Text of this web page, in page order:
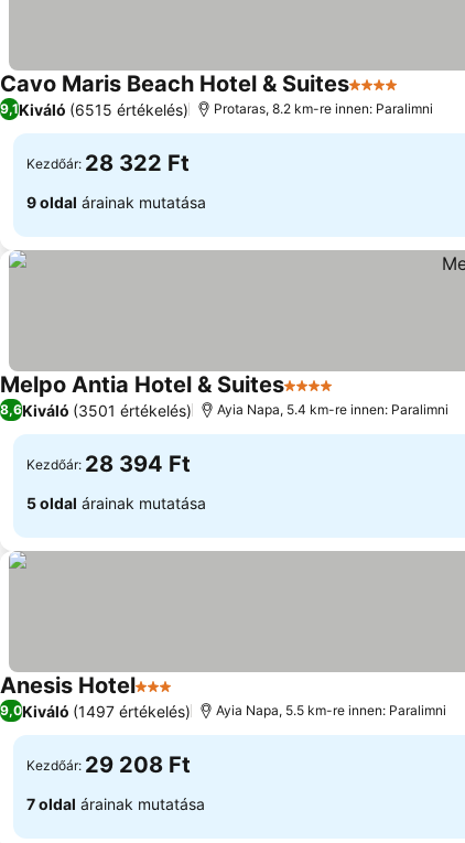
Cavo Maris Beach Hotel & Suites4 Kategória
9,1Kiváló (6515 értékelés) Protaras, 8.2 km-re innen: Paralimni
Kezdőár: 28 322 Ft
9 oldal árainak mutatása
Melpo Antia Hotel & Suites4 Kategória
8,6Kiváló (3501 értékelés) Ayia Napa, 5.4 km-re innen: Paralimni
Kezdőár: 28 394 Ft
5 oldal árainak mutatása
Anesis Hotel3 Kategória
9,0Kiváló (1497 értékelés) Ayia Napa, 5.5 km-re innen: Paralimni
Kezdőár: 29 208 Ft
7 oldal árainak mutatása